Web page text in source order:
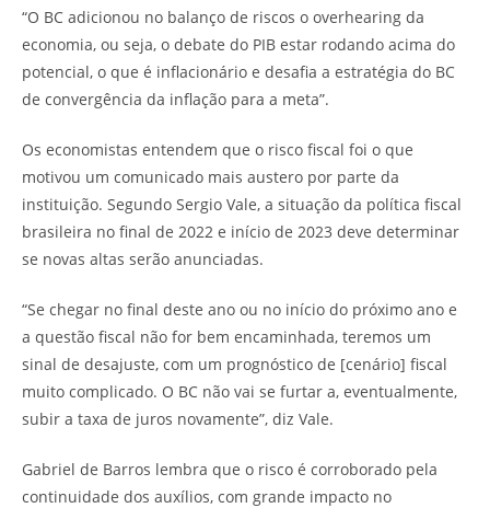
“O BC adicionou no balanço de riscos o overhearing da
economia, ou seja, o debate do PIB estar rodando acima do
potencial, o que é inflacionário e desafia a estratégia do BC
de convergência da inflação para a meta”.
Os economistas entendem que o risco fiscal foi o que
motivou um comunicado mais austero por parte da
instituição. Segundo Sergio Vale, a situação da política fiscal
brasileira no final de 2022 e início de 2023 deve determinar
se novas altas serão anunciadas.
“Se chegar no final deste ano ou no início do próximo ano e
a questão fiscal não for bem encaminhada, teremos um
sinal de desajuste, com um prognóstico de [cenário] fiscal
muito complicado. O BC não vai se furtar a, eventualmente,
subir a taxa de juros novamente”, diz Vale.
Gabriel de Barros lembra que o risco é corroborado pela
continuidade dos auxílios, com grande impacto no